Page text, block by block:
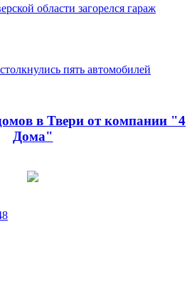
области загорелся гараж
пять автомобилей
в Твери от компании "4
Дома"